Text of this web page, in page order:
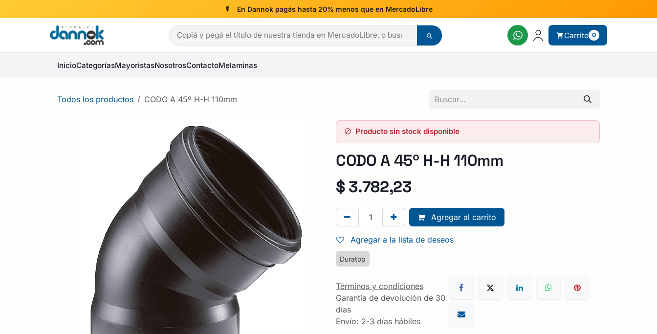
En Dannok pagás hasta 20% menos que en MercadoLibre
Carrito 0
InicioCategoríasMayoristasNosotrosContactoMelaminas
Todos los productos CODO A 45º H-H 110mm
Producto sin stock disponible
CODO A 45º H-H 110mm
$ 3.782,23
Agregar al carrito
Agregar a la lista de deseos
Duratop
Términos y condiciones
Garantía de devolución de 30
días
Envío: 2-3 días hábiles